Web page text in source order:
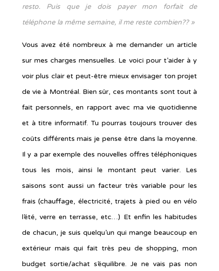
resto. Puis que je dois payer mon forfait de
téléphone la même semaine, il me reste combien?? »
Vous avez été nombreux à me demander un article
sur mes charges mensuelles. Le voici pour t’aider à y
voir plus clair et peut-être mieux envisager ton projet
de vie à Montréal. Bien sûr, ces montants sont tout à
fait personnels, en rapport avec ma vie quotidienne
et à titre informatif. Tu pourras toujours trouver des
coûts différents mais je pense être dans la moyenne.
Il y a par exemple des nouvelles offres téléphoniques
tous les mois, ainsi le montant peut varier. Les
saisons sont aussi un facteur très variable pour les
frais (chauffage, électricité, trajets à pied ou en vélo
l’été, verre en terrasse, etc…) Et enfin les habitudes
de chacun, je suis quelqu’un qui mange beaucoup en
extérieur mais qui fait très peu de shopping, mon
budget sortie/achat s’équilibre. Je ne vais pas non